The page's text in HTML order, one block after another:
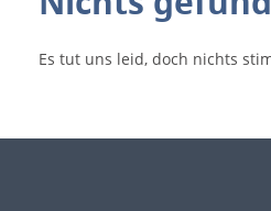
Es tut uns leid, doch nichts